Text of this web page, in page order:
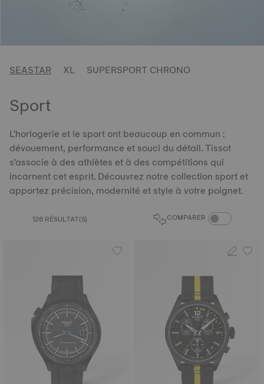
SEASTAR XL SUPERSPORT CHRONO
Sport
L'horlogerie et le sport ont beaucoup en commun :
dévouement, performance et souci du détail. Tissot
s'associe à des athlètes et à des compétitions qui
incarnent cet esprit. Découvrez notre collection sport et
apportez précision, modernité et style à votre poignet.
126 RÉSULTAT(S) COMPARER BOUTON DU